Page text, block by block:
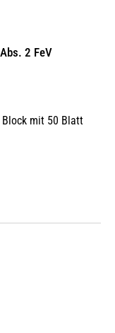
2 FeV
Block mit 50 Blatt